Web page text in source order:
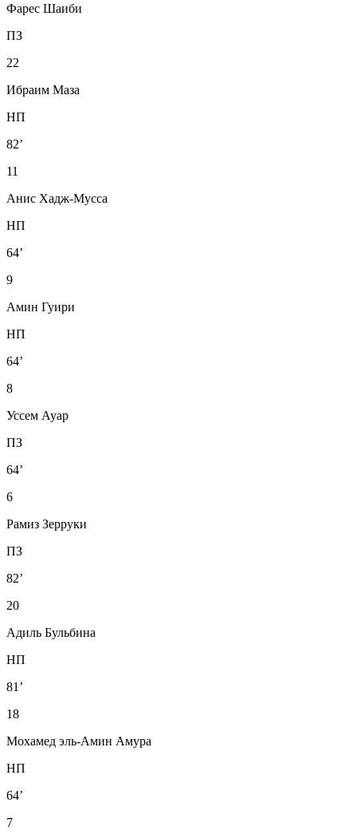
Фарес Шаиби
ПЗ
22
Ибраим Маза
НП
82’
11
Анис Хадж-Мусса
НП
64’
9
Амин Гуири
НП
64’
8
Уссем Ауар
ПЗ
64’
6
Рамиз Зерруки
ПЗ
82’
20
Адиль Бульбина
НП
81’
18
Мохамед эль-Амин Амура
НП
64’
7